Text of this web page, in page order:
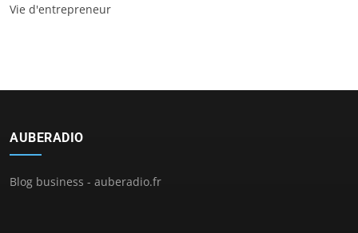
Vie d'entrepreneur
AUBERADIO
Blog business - auberadio.fr